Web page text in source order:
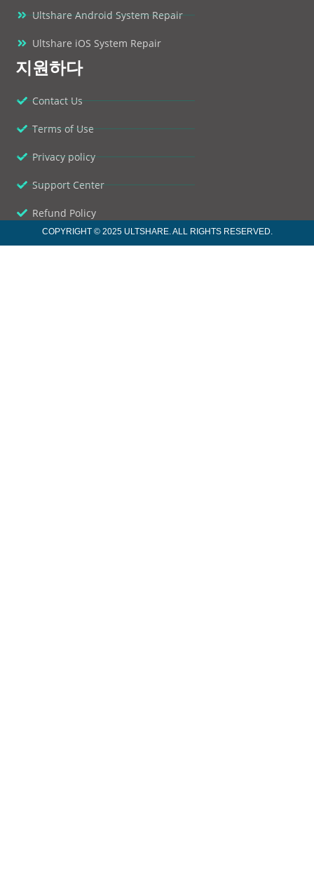
Ultshare Android System Repair
Ultshare iOS System Repair
지원하다
Contact Us
Terms of Use
Privacy policy
Support Center
Refund Policy
COPYRIGHT © 2025 ULTSHARE. ALL RIGHTS RESERVED.